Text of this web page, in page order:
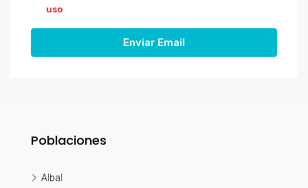
uso
Enviar Email
Poblaciones
Albal